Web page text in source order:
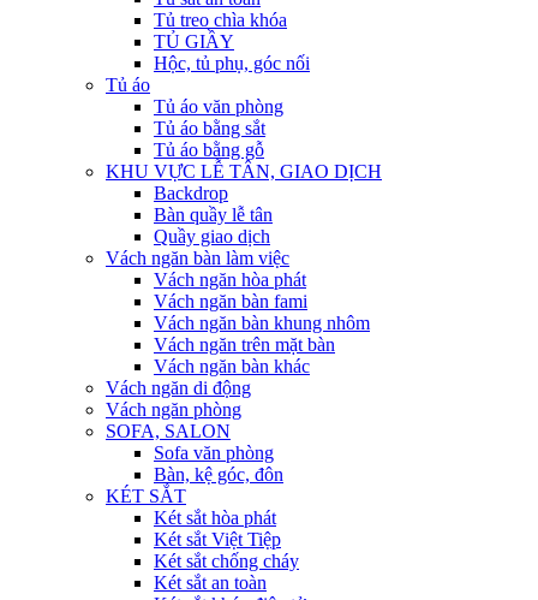
Tủ treo chìa khóa
TỦ GIẦY
Hộc, tủ phụ, góc nối
Tủ áo
Tủ áo văn phòng
Tủ áo bằng sắt
Tủ áo bằng gỗ
KHU VỰC LỄ TÂN, GIAO DỊCH
Backdrop
Bàn quầy lễ tân
Quầy giao dịch
Vách ngăn bàn làm việc
Vách ngăn hòa phát
Vách ngăn bàn fami
Vách ngăn bàn khung nhôm
Vách ngăn trên mặt bàn
Vách ngăn bàn khác
Vách ngăn di động
Vách ngăn phòng
SOFA, SALON
Sofa văn phòng
Bàn, kệ góc, đôn
KÉT SẮT
Két sắt hòa phát
Két sắt Việt Tiệp
Két sắt chống cháy
Két sắt an toàn